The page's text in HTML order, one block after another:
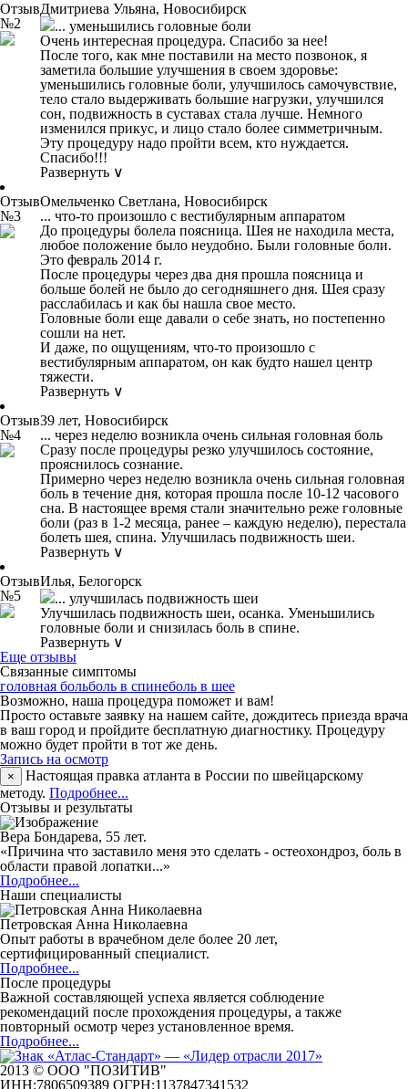
Отзыв
№2
Дмитриева Ульяна, Новосибирск
... уменьшились головные боли
Очень интересная процедура. Спасибо за нее!
После того, как мне поставили на место позвонок, я
заметила большие улучшения в своем здоровье:
уменьшились головные боли, улучшилось самочувствие,
тело стало выдерживать большие нагрузки, улучшился
сон, подвижность в суставах стала лучше. Немного
изменился прикус, и лицо стало более симметричным.
Эту процедуру надо пройти всем, кто нуждается.
Спасибо!!!
Развернуть ∨
Отзыв
№3
Омельченко Светлана, Новосибирск
... что-то произошло с вестибулярным аппаратом
До процедуры болела поясница. Шея не находила места,
любое положение было неудобно. Были головные боли.
Это февраль 2014 г.
После процедуры через два дня прошла поясница и
больше болей не было до сегодняшнего дня. Шея сразу
расслабилась и как бы нашла свое место.
Головные боли еще давали о себе знать, но постепенно
сошли на нет.
И даже, по ощущениям, что-то произошло с
вестибулярным аппаратом, он как будто нашел центр
тяжести.
Развернуть ∨
Отзыв
№4
39 лет, Новосибирск
... через неделю возникла очень сильная головная боль
Сразу после процедуры резко улучшилось состояние,
прояснилось сознание.
Примерно через неделю возникла очень сильная головная
боль в течение дня, которая прошла после 10-12 часового
сна. В настоящее время стали значительно реже головные
боли (раз в 1-2 месяца, ранее – каждую неделю), перестала
болеть шея, спина. Улучшилась подвижность шеи.
Развернуть ∨
Отзыв
№5
Илья, Белогорск
... улучшилась подвижность шеи
Улучшилась подвижность шеи, осанка. Уменьшились
головные боли и снизилась боль в спине.
Развернуть ∨
Еще отзывы
Связанные симптомы
головная больболь в спинеболь в шее
Возможно, наша процедура поможет и вам!
Просто оставьте заявку на нашем сайте, дождитесь приезда врача
в ваш город и пройдите бесплатную диагностику. Процедуру
можно будет пройти в тот же день.
Запись на осмотр
×
Настоящая правка атланта в России по швейцарскому
методу. Подробнее...
Отзывы и результаты
Вера Бондарева, 55 лет.
«Причина что заставило меня это сделать - остеохондроз, боль в
области правой лопатки...»
Подробнее...
Наши специалисты
Петровская Анна Николаевна
Опыт работы в врачебном деле более 20 лет,
сертифицированный специалист.
Подробнее...
После процедуры
Важной составляющей успеха является соблюдение
рекомендаций после прохождения процедуры, а также
повторный осмотр через установленное время.
Подробнее...
2013 © ООО "ПОЗИТИВ"
ИНН:7806509389 ОГРН:1137847341532